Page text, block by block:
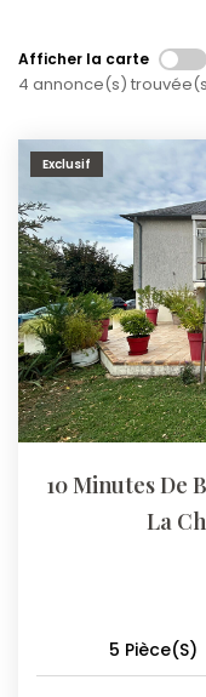
Afficher la carte
4 annonce(s)
Exclusif
10 Minutes De
La
5 Pièce(s)